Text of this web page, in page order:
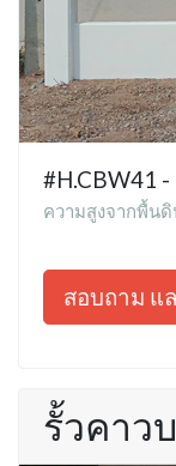
#H.CBW41
ความสูงจากพื้น
สอบถาม แ
รั้วคาว